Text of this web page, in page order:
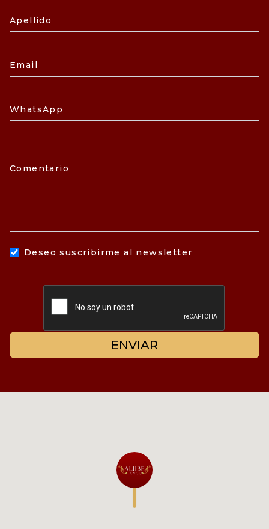
Apellido
Email
WhatsApp
Comentario
Deseo suscribirme al newsletter
ENVIAR